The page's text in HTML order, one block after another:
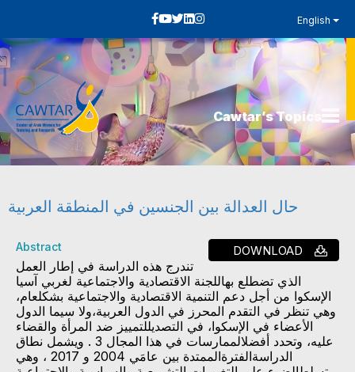
English
Cawtar’s Topics
حال العدالة بين الجنسين في المنطقة العربية
DOWNLOAD
Abstract
تندرج هذه الدراسة في إطار العمل
الذي تضطلع بهاللجنة الاقتصادية والاجتماعية لغربي آسيا
الإسكوا من أجل دعم التنمية الاقتصادية والاجتماعية بشكلعام،
وهي تنظر في التقدم المحرز في الدول العربية،ولا سيما الدول
الأعضاء في الإسكوا، في التصديللتمييز ضد المرأة والقضاء
عليه، وتحدد أفضلالممارسات في هذا المجال 3 . ويشمل نطاق
الدراسةالفترةالممتدة بين عامَي 2004 و 2017 ، وهي